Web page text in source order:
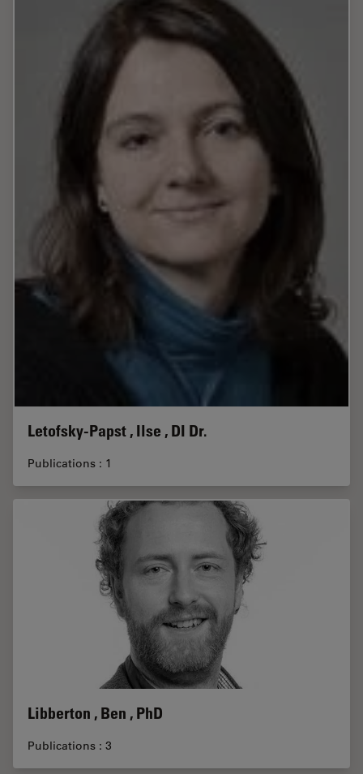
Letofsky-Papst , Ilse , DI Dr.
Publications : 1
Libberton , Ben , PhD
Publications : 3